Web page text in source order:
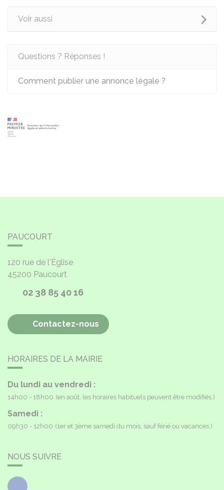
Voir aussi
Questions ? Réponses !
Comment publier une annonce légale ?
PAUCOURT
120 rue de l'Église
45200 Paucourt
02 38 85 40 16
Contactez-nous
HORAIRES DE LA MAIRIE
Du lundi au vendredi :
14h00 - 18h00 (en août, les horaires habituels peuvent être modifiés.)
Samedi :
09h30 - 12h00 (1er et 3ème samedi du mois, sauf férié ou vacances.)
NOUS SUIVRE